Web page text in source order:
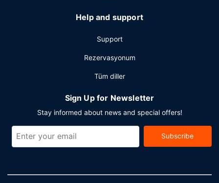
Gidiş-dönüş havaalanı transfer servisi ücretlidir. Ayrıca
ücretsiz vale otopark vardır.
Help and support
Support
Rezervasyonum
Tüm diller
Sign Up for Newsletter
Stay informed about news and special offers!
Subscribe